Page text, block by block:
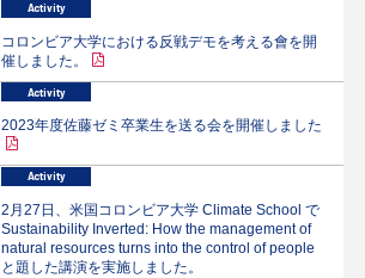
Activity
コロンビア大学における反戦デモを考える會を開
催しました。
Activity
2023年度佐藤ゼミ卒業生を送る会を開催しました
Activity
2月27日、米国コロンビア大学 Climate School で
Sustainability Inverted: How the management of
natural resources turns into the control of people
と題した講演を実施しました。